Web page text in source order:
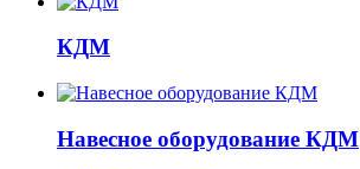
КДМ
Навесное оборудование КДМ